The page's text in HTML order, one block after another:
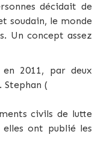
décidait de
soudain, le monde
Un concept assez
2011, par deux
Stephan (
civils de lutte
elles ont publié les